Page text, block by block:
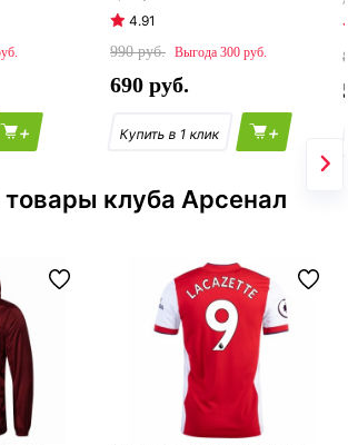
+
4.91
990
300
690
+
клуба Арсенал